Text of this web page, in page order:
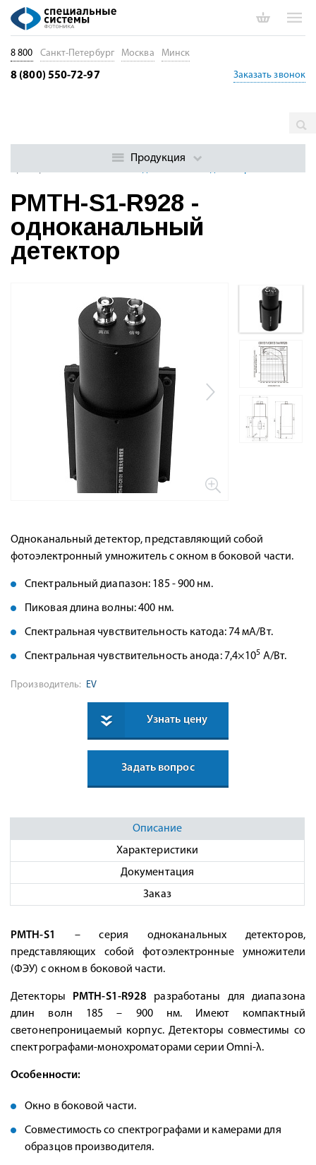
Детекторы и камеры для спектральных
PMTH-S1-R928 -
одноканальный
детектор
Одноканальный детектор, представляющий собой
фотоэлектронный умножитель с окном в боковой части.
Спектральный диапазон: 185 - 900 нм.
Пиковая длина волны: 400 нм.
Спектральная чувствительность катода: 74 мА/Вт.
Спектральная чувствительность анода: 7,4×105 А/Вт.
Производитель: EV
Узнать цену
Задать вопрос
Описание
Характеристики
Документация
Заказ
PMTH-S1
– серия одноканальных детекторов,
представляющих собой фотоэлектронные умножители
(ФЭУ) с окном в боковой части.
Детекторы PMTH-S1-R928 разработаны для диапазона
длин волн 185 – 900 нм. Имеют компактный
светонепроницаемый корпус. Детекторы совместимы со
спектрографами-монохроматорами серии Omni-λ.
Особенности:
Окно в боковой части.
Совместимость со спектрографами и камерами для
образцов производителя.
8 800 Санкт-Петербург Москва Минск
8 (800) 550-72-97 Заказать звонок
Продукция